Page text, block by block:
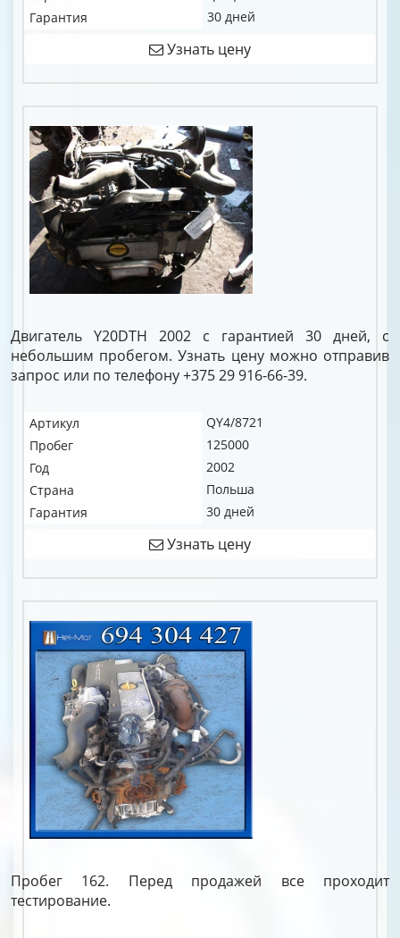
Гарантия
30 дней
Узнать цену
Двигатель Y20DTH 2002 с гарантией 30 дней, с
небольшим пробегом. Узнать цену можно отправив
запрос или по телефону +375 29 916-66-39.
Артикул
QY4/8721
Пробег
125000
Год
2002
Страна
Польша
Гарантия
30 дней
Узнать цену
Пробег 162. Перед продажей все проходит
тестирование.